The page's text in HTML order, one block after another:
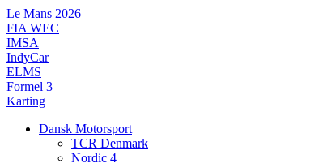
Videre
til
indhold
Le Mans 2026
FIA WEC
IMSA
IndyCar
ELMS
Formel 3
Karting
Dansk Motorsport
TCR Denmark
Nordic 4